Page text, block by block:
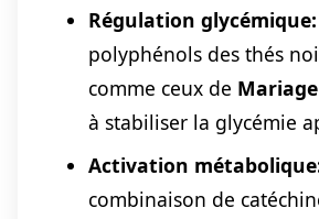
Régulation glycémique:
polyphénols des thés
comme ceux de
à stabiliser la glycémie
Activation
combinaison de